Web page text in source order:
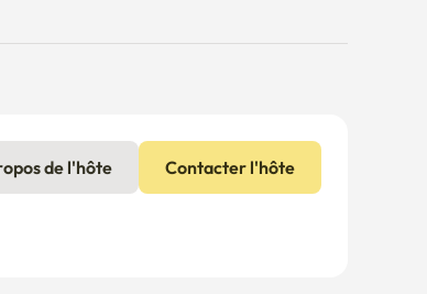
de l'hôte Contacter l'hôte